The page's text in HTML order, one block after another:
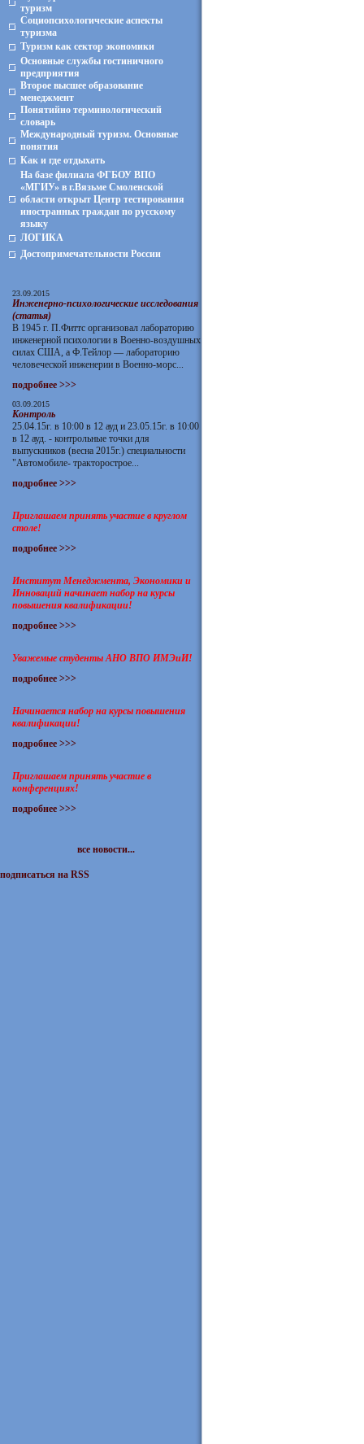
туризм
Социопсихологические аспекты
туризма
Туризм как сектор экономики
Основные службы гостиничного
предприятия
Второе высшее образование
менеджмент
Понятийно терминологический
словарь
Международный туризм. Основные
понятия
Как и где отдыхать
На базе филиала ФГБОУ ВПО
«МГИУ» в г.Вязьме Смоленской
области открыт Центр тестирования
иностранных граждан по русскому
языку
ЛОГИКА
Достопримечательности России
23.09.2015
Инженерно-психологические исследования
(статья)
В 1945 г. П.Фиттс организовал лабораторию
инженерной психологии в Военно-воздушных
силах США, а Ф.Тейлор — лабораторию
человеческой инженерии в Военно-морс...
подробнее >>>
03.09.2015
Контроль
25.04.15г. в 10:00 в 12 ауд и 23.05.15г. в 10:00
в 12 ауд. - контрольные точки для
выпускников (весна 2015г.) специальности
"Автомобиле- тракторострое...
подробнее >>>
Приглашаем принять участие в круглом
столе!
подробнее >>>
Институт Менеджмента, Экономики и
Инноваций начинает набор на курсы
повышения квалификации!
подробнее >>>
Уважемые студенты АНО ВПО ИМЭиИ!
подробнее >>>
Начинается набор на курсы повышения
квалификации!
подробнее >>>
Приглашаем принять участие в
конференциях!
подробнее >>>
все новости...
подписаться на RSS